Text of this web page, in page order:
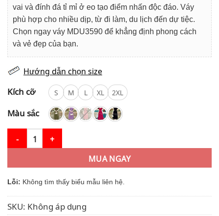
vai và đính đá tỉ mỉ ở eo tạo điểm nhấn độc đáo. Váy
phù hợp cho nhiều dịp, từ đi làm, du lịch đến dự tiệc.
Chọn ngay váy MDU3590 để khẳng định phong cách
và vẻ đẹp của bạn.
Hướng dẫn chọn size
Kích cỡ S M L XL 2XL
Màu sắc
Váy Thiết Kế MDU3590 Tông Đỏ Sang Trọng với Chất Visco
MUA NGAY
Lỗi: Không tìm thấy biểu mẫu liên hệ.
SKU:Không áp dụng